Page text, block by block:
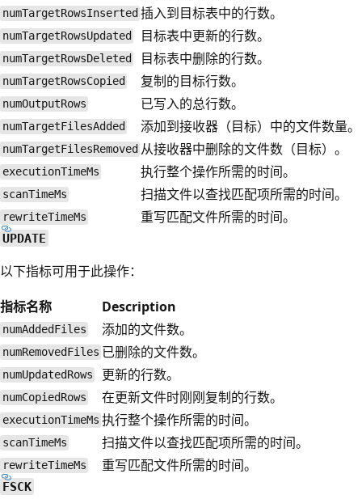
numTargetRowsInserted 插入到目标表中的行数。
numTargetRowsUpdated 目标表中更新的行数。
numTargetRowsDeleted 目标表中删除的行数。
numTargetRowsCopied 复制的目标行数。
numOutputRows 已写入的总行数。
numTargetFilesAdded 添加到接收器（目标）中的文件数量。
numTargetFilesRemoved 从接收器中删除的文件数（目标）。
executionTimeMs 执行整个操作所需的时间。
scanTimeMs 扫描文件以查找匹配项所需的时间。
rewriteTimeMs 重写匹配文件所需的时间。
UPDATE
以下指标可用于此操作：
指标名称
Description
numAddedFiles 添加的文件数。
numRemovedFiles 已删除的文件数。
numUpdatedRows 更新的行数。
numCopiedRows 在更新文件时刚刚复制的行数。
executionTimeMs 执行整个操作所需的时间。
scanTimeMs 扫描文件以查找匹配项所需的时间。
rewriteTimeMs 重写匹配文件所需的时间。
FSCK